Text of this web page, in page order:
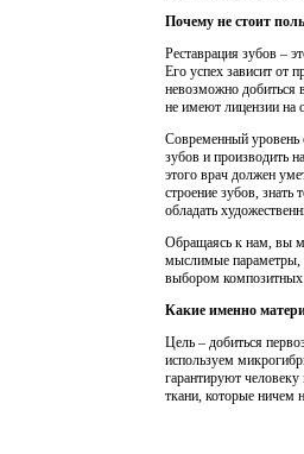
Почему не стоит
Реставрация зубов –
Его успех зависит от
невозможно добиться
не имеют лицензии на
Современный уровень
зубов и производить
этого врач должен
строение зубов,
обладать
Обращаясь к нам, вы
мыслимые параметры,
выбором композитных
Какие именно
Цель – добиться
используем
гарантируют
ткани, которые ничем